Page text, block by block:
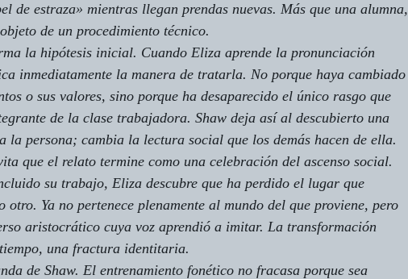
de estraza» mientras llegan prendas nuevas. Más que una alumna,
de un procedimiento técnico.
la hipótesis inicial. Cuando Eliza aprende la pronunciación
inmediatamente la manera de tratarla. No porque haya cambiado
o sus valores, sino porque ha desaparecido el único rasgo que
de la clase trabajadora. Shaw deja así al descubierto una
la persona; cambia la lectura social que los demás hacen de ella.
que el relato termine como una celebración del ascenso social.
su trabajo, Eliza descubre que ha perdido el lugar que
otro. Ya no pertenece plenamente al mundo del que proviene, pero
aristocrático cuya voz aprendió a imitar. La transformación
una fractura identitaria.
de Shaw. El entrenamiento fonético no fracasa porque sea